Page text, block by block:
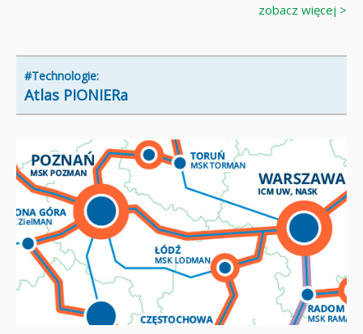
zobacz więcej >
#Technologie:
Atlas PIONIERa